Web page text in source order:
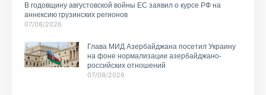
В годовщину августовской войны ЕС заявил о курсе РФ на
аннексию грузинских регионов
07/08/2026
Глава МИД Азербайджана посетил Украину
на фоне нормализации азербайджано-
российских отношений
07/08/2026